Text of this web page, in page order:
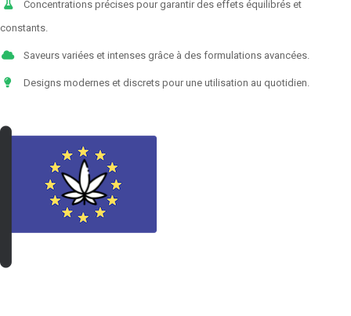
Concentrations précises pour garantir des effets équilibrés et
constants.
Saveurs variées et intenses grâce à des formulations avancées.
Designs modernes et discrets pour une utilisation au quotidien.